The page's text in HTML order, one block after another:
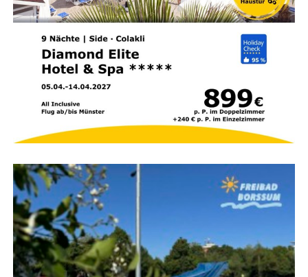
Förderprogrammen.
Ein Schwer­punkt der Bera­tung liegt auf dem Schutz geis­
ti­gen Eigen­tums. Erfin­der erhal­ten Infor­ma­tio­nen dar­über,
wie sich Ent­wick­lun­gen bei­spiels­wei­se durch
ein­ge­tra­ge­ne Designs
vor Ideen­klau schüt­
zen las­sen. Zu den mar­ken­recht­li­chen Schutz­mög­lich­kei­
ten zäh­len unter ande­rem Fir­men­lo­gos, Wer­be­slo­gans
oder cha­rak­te­ris­ti­sche Gestal­tungs­ele­men­te, die den Wie­
stärken.
Die Teil­nah­me am Erfin­der­sprech­tag ist kos­ten­frei. Eine
Anmel­dung ist online unter
möglich.
Wei­te­re Infor­ma­tio­nen erteiltDani­el Biglvon der Hand­